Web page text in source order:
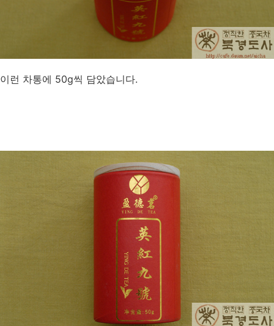
이런 차통에 50g씩 담았습니다.